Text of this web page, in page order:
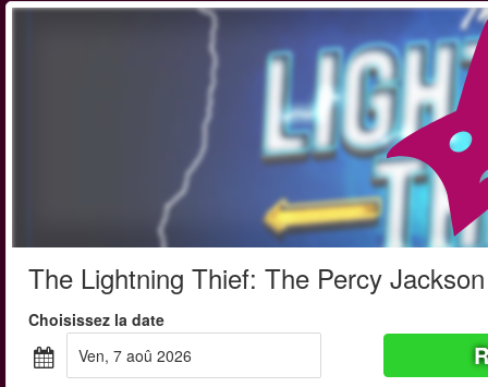
The Lightning Thief: The Percy
Choisissez la date
ven, 7 aoû 2026